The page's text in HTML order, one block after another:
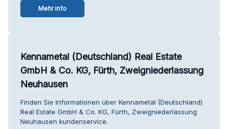
Mehr info
Kennametal (Deutschland) Real Estate
GmbH & Co. KG, Fürth, Zweigniederlassung
Neuhausen
Finden Sie Informationen über Kennametal (Deutschland)
Real Estate GmbH & Co. KG, Fürth, Zweigniederlassung
Neuhausen kundenservice.